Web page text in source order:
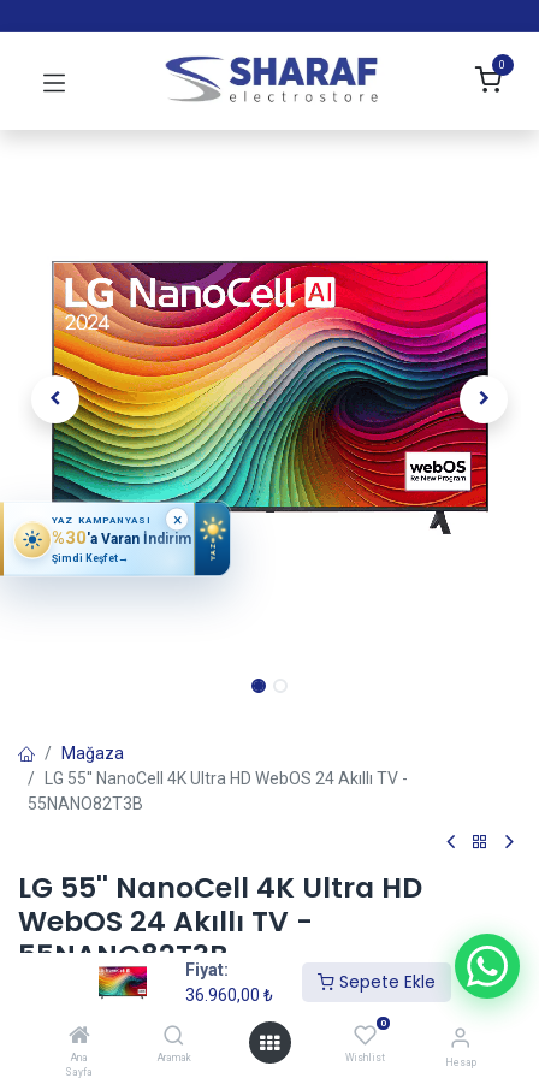
Fiyat:
36.960,00 ₺
Sepete Ekle
Ana
Sayfa
Aramak
0
Wishlist Hesap
0
Mağaza
LG 55'' NanoCell 4K Ultra HD WebOS 24 Akıllı TV -
55NANO82T3B
LG 55'' NanoCell 4K Ultra HD
WebOS 24 Akıllı TV -
55NANO82T3B
(0 incele)
36.960,00 ₺
YAZ KAMPANYASI
%30'a Varan İndirim
Şimdi Keşfet→ YAZ
×